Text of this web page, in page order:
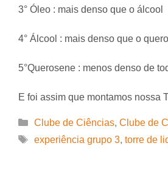
3° Óleo : mais denso que o álcool
4° Álcool : mais denso que o
5°Querosene : menos denso de
E foi assim que montamos nossa
Categorias
Clube de Ciências, Clube de
Tags
experiência grupo 3, torre de